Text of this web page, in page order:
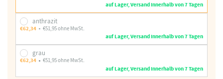
auf Lager, Versand innerhalb von 7 Tagen
anthrazit
€62,34
€51,95 ohne MwSt.
auf Lager, Versand innerhalb von 7 Tagen
grau
€62,34
€51,95 ohne MwSt.
auf Lager, Versand innerhalb von 7 Tagen